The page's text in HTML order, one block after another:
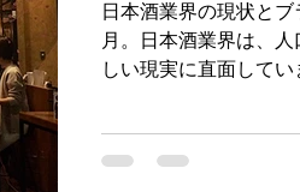
です。 1. 「何を売る
か」 従来型のマーケ
・性能が高い ・品質
し現在、人
日本酒業界の現状と
月。日本酒業界は、
しい現実に直面して
強い想いに触れ、私
のブランディングに